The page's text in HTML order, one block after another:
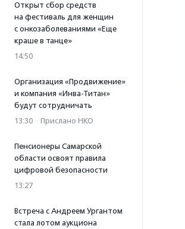
Открыт сбор средств
на фестиваль для женщин
с онкозаболеваниями «Еще
краше в танце»
14:50
Организация «Продвижение»
и компания «Инва-Титан»
будут сотрудничать
13:30 · Прислано НКО
Пенсионеры Самарской
области освоят правила
цифровой безопасности
13:27
Встреча с Андреем Ургантом
стала лотом аукциона